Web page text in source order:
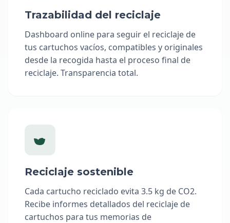
Trazabilidad del reciclaje
Dashboard online para seguir el reciclaje de
tus cartuchos vacíos, compatibles y originales
desde la recogida hasta el proceso final de
reciclaje. Transparencia total.
Reciclaje sostenible
Cada cartucho reciclado evita 3.5 kg de CO2.
Recibe informes detallados del reciclaje de
cartuchos para tus memorias de